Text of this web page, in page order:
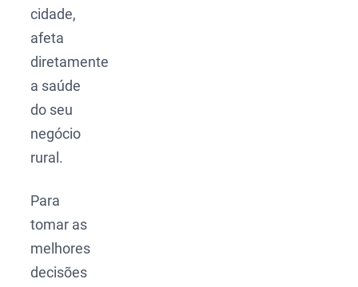
cidade,
afeta
diretamente
a saúde
do seu
negócio
rural.
Para
tomar as
melhores
decisões